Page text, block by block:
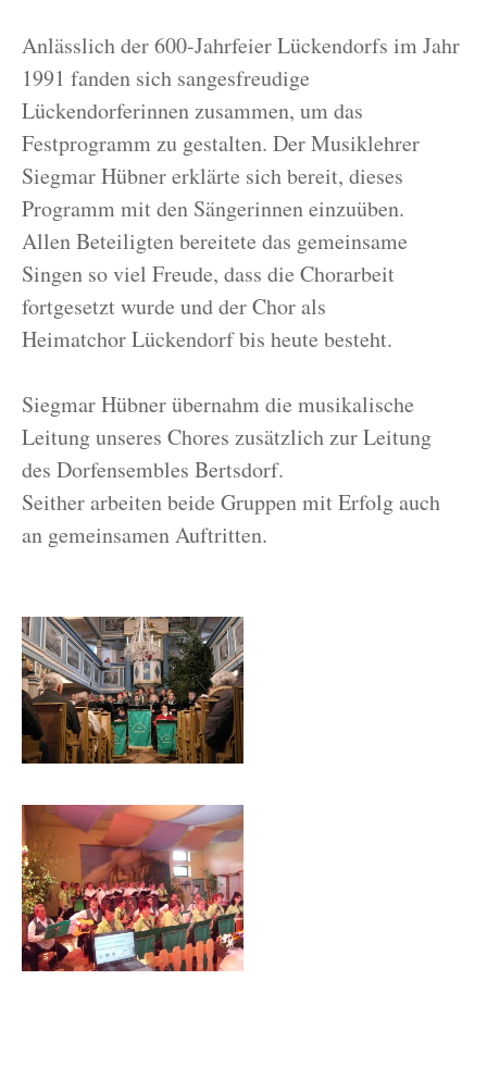
Anlässlich der 600-Jahrfeier Lückendorfs im Jahr
1991 fanden sich sangesfreudige
Lückendorferinnen zusammen, um das
Festprogramm zu gestalten. Der Musiklehrer
Siegmar Hübner erklärte sich bereit, dieses
Programm mit den Sängerinnen einzuüben.
Allen Beteiligten bereitete das gemeinsame
Singen so viel Freude, dass die Chorarbeit
fortgesetzt wurde und der Chor als
Heimatchor Lückendorf bis heute besteht.
Siegmar Hübner übernahm die musikalische
Leitung unseres Chores zusätzlich zur Leitung
des Dorfensembles Bertsdorf.
Seither arbeiten beide Gruppen mit Erfolg auch
an gemeinsamen Auftritten.